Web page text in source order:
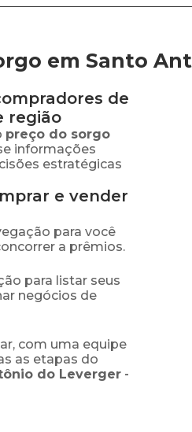
em Santo
de
região
preço do sorgo
informações
estratégicas
e vender
para você
a prêmios.
para listar seus
negócios de
com uma equipe
as etapas do
do Leverger -